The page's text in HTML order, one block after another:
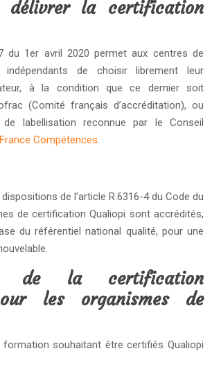
délivrer la certification
du 1er avril 2020 permet aux centres de
de choisir librement leur
à la condition que ce dernier soit
(Comité français d’accréditation), ou
labellisation reconnue par le Conseil
France Compétences.
de l’article R.6316-4 du Code du
de certification Qualiopi sont accrédités,
du référentiel national qualité, pour une
de la certification
les organismes de
souhaitant être certifiés Qualiopi